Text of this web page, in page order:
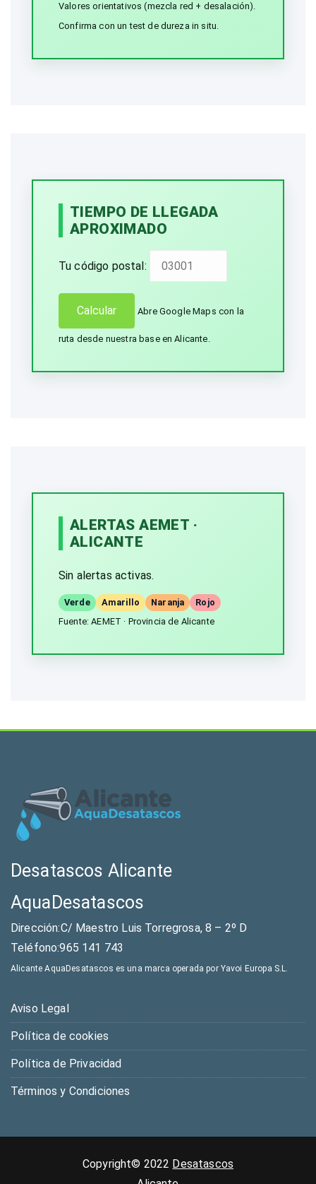
Valores orientativos (mezcla red + desalación).
Confirma con un test de dureza in situ.
TIEMPO DE LLEGADA
APROXIMADO
Tu código postal:
Calcular Abre Google Maps con la
ruta desde nuestra base en Alicante.
ALERTAS AEMET ·
ALICANTE
Sin alertas activas.
Verde Amarillo Naranja
Rojo
Fuente: AEMET · Provincia de Alicante
Desatascos Alicante
AquaDesatascos
Dirección:C/ Maestro Luis Torregrosa, 8 – 2º D
Teléfono:965 141 743
Alicante AquaDesatascos es una marca operada por Yavoi Europa S.L.
Aviso Legal
Política de cookies
Política de Privacidad
Términos y Condiciones
Copyright© 2022 Desatascos